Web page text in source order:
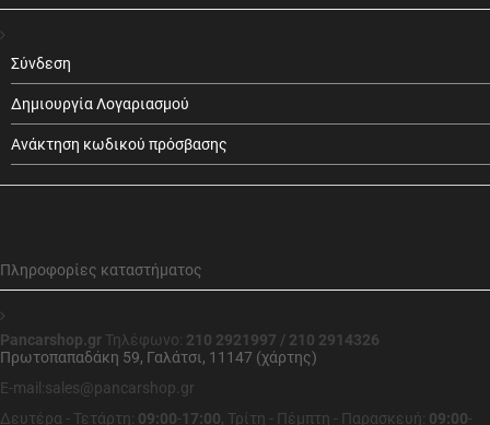
Σύνδεση
Δημιουργία Λογαριασμού
Ανάκτηση κωδικού πρόσβασης
Πληροφορίες καταστήματος
Pancarshop.gr Τηλέφωνο: 210 2921997 / 210 2914326
Πρωτοπαπαδάκη 59, Γαλάτσι, 11147 (χάρτης)
E-mail:sales@pancarshop.gr
Δευτέρα - Τετάρτη: 09:00-17:00, Τρίτη - Πέμπτη - Παρασκευή: 09:00-